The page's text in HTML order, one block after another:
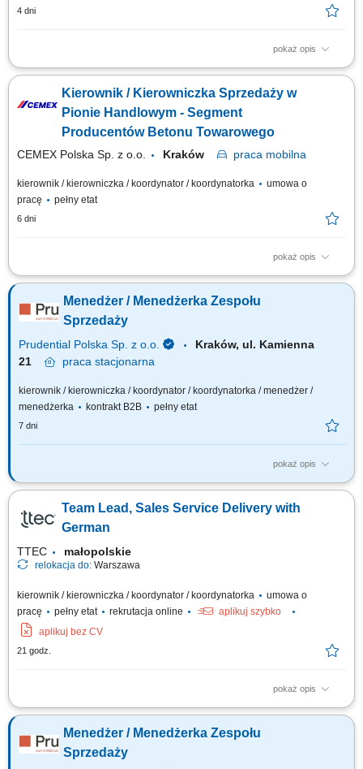
4 dni
pokaż opis
Opis stanowiska Rozwijanie sprzedaży produktów dla klientów
kontrahentów oraz budowanie długoterminowych relacji handlowych.
Prowadzenie spotkań, przygotowywanie ofert i negocjowanie warunków
współpracy. Monitorowanie rynku oraz...
Kierownik / Kierowniczka Sprzedaży w
Pionie Handlowym - Segment
Producentów Betonu Towarowego
CEMEX Polska Sp. z o.o. Kraków praca mobilna
kierownik / kierowniczka / koordynator / koordynatorka
umowa o
pracę
pełny etat
6 dni
pokaż opis
Cel stanowiska Kierownik Sprzedaży cementu w segmencie producentów
biznesowych poprzez pozyskiwanie nowych Klientów, rozwijanie relacji z
obecnymi Partnerami oraz skuteczne zarządzanie procesem sprzedaży.
Menedżer / Menedżerka Zespołu
Sprzedaży
Prudential Polska Sp. z o.o.
Kraków, ul. Kamienna
21
praca stacjonarna
kierownik / kierowniczka / koordynator / koordynatorka / menedżer /
menedżerka
kontrakt B2B pełny etat
7 dni
pokaż opis
Twój zakres obowiązków: budowanie własnego biznesu opartego o
Finansowego, rekrutacja i wdrażanie nowych Konsultantów w Twoim
zespole, rozwijanie wiedzy produktowej i umiejętności sprzedażowych
Team Lead, Sales Service Delivery with
German
TTEC małopolskie
relokacja do: Warszawa
kierownik / kierowniczka / koordynator / koordynatorka
umowa o
pracę
pełny etat rekrutacja online
aplikuj szybko
aplikuj bez CV
21 godz.
pokaż opis
Opis stanowiska: Wspieranie i motywowanie zespołu w osiąganiu celów;
i eskalacji klientów; Zapewnianie wysokiej jakości obsługi klienta podczas
każdej rozmowy; Pełnienie roli menedżera pierwszej linii dla zespołu;...
Menedżer / Menedżerka Zespołu
Sprzedaży